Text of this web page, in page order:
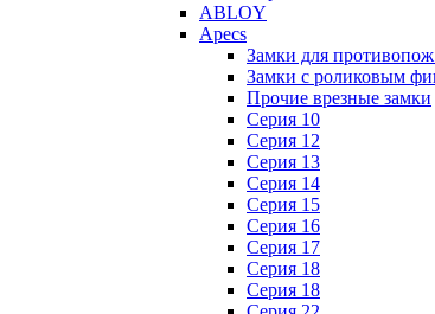
ABLOY
Apecs
Замки для
Замки с роликовым
Прочие врезные замки
Серия 10
Серия 12
Серия 13
Серия 14
Серия 15
Серия 16
Серия 17
Серия 18
Серия 18